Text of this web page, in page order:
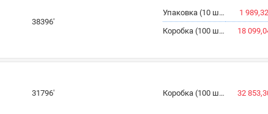
38396'
Упаковка (10 шт.)
Коробка (100 шт.)
1
18
31796' Коробка (100 шт.) 32